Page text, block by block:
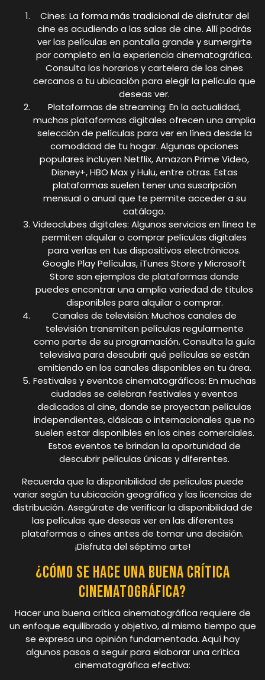
Cines: La forma más tradicional de disfrutar del
cine es acudiendo a las salas de cine. Allí podrás
ver las películas en pantalla grande y sumergirte
por completo en la experiencia cinematográfica.
Consulta los horarios y cartelera de los cines
cercanos a tu ubicación para elegir la película que
deseas ver.
Plataformas de streaming: En la actualidad,
muchas plataformas digitales ofrecen una amplia
selección de películas para ver en línea desde la
comodidad de tu hogar. Algunas opciones
populares incluyen Netflix, Amazon Prime Video,
Disney+, HBO Max y Hulu, entre otras. Estas
plataformas suelen tener una suscripción
mensual o anual que te permite acceder a su
catálogo.
Videoclubes digitales: Algunos servicios en línea te
permiten alquilar o comprar películas digitales
para verlas en tus dispositivos electrónicos.
Google Play Películas, iTunes Store y Microsoft
Store son ejemplos de plataformas donde
puedes encontrar una amplia variedad de títulos
disponibles para alquilar o comprar.
Canales de televisión: Muchos canales de
televisión transmiten películas regularmente
como parte de su programación. Consulta la guía
televisiva para descubrir qué películas se están
emitiendo en los canales disponibles en tu área.
Festivales y eventos cinematográficos: En muchas
ciudades se celebran festivales y eventos
dedicados al cine, donde se proyectan películas
independientes, clásicas o internacionales que no
suelen estar disponibles en los cines comerciales.
Estos eventos te brindan la oportunidad de
descubrir películas únicas y diferentes.
Recuerda que la disponibilidad de películas puede
variar según tu ubicación geográfica y las licencias de
distribución. Asegúrate de verificar la disponibilidad de
las películas que deseas ver en las diferentes
plataformas o cines antes de tomar una decisión.
¡Disfruta del séptimo arte!
¿Cómo se hace una buena crítica
cinematográfica?
Hacer una buena crítica cinematográfica requiere de
un enfoque equilibrado y objetivo, al mismo tiempo que
se expresa una opinión fundamentada. Aquí hay
algunos pasos a seguir para elaborar una crítica
cinematográfica efectiva: